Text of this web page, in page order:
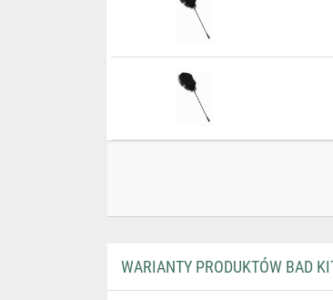
WARIANTY PRODUKTÓW BAD